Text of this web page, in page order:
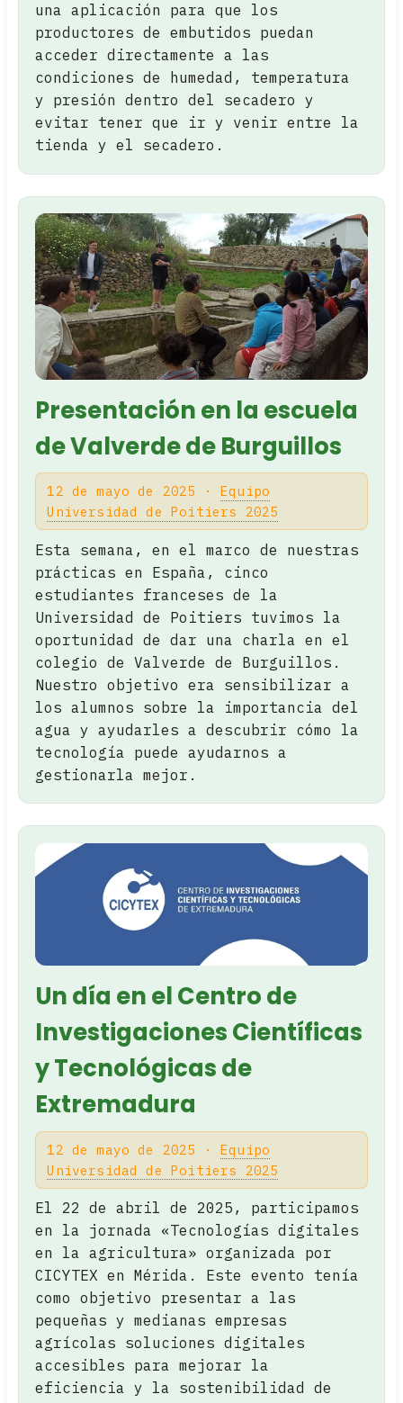
una aplicación para que los
productores de embutidos puedan
acceder directamente a las
condiciones de humedad, temperatura
y presión dentro del secadero y
evitar tener que ir y venir entre la
tienda y el secadero.
Presentación en la escuela
de Valverde de Burguillos
12 de mayo de 2025 ·Equipo
Universidad de Poitiers 2025
Esta semana, en el marco de nuestras
prácticas en España, cinco
estudiantes franceses de la
Universidad de Poitiers tuvimos la
oportunidad de dar una charla en el
colegio de Valverde de Burguillos.
Nuestro objetivo era sensibilizar a
los alumnos sobre la importancia del
agua y ayudarles a descubrir cómo la
tecnología puede ayudarnos a
gestionarla mejor.
Un día en el Centro de
Investigaciones Científicas
y Tecnológicas de
Extremadura
12 de mayo de 2025 ·Equipo
Universidad de Poitiers 2025
El 22 de abril de 2025, participamos
en la jornada «Tecnologías digitales
en la agricultura» organizada por
CICYTEX en Mérida. Este evento tenía
como objetivo presentar a las
pequeñas y medianas empresas
agrícolas soluciones digitales
accesibles para mejorar la
eficiencia y la sostenibilidad de